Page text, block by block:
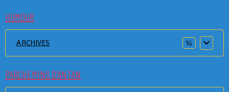
HUMOUR
ARCHIVES 16
PARCHEMINS D'ANTAN